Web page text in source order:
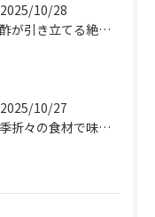
2025/10/28
甘酢が引き立てる絶品寿司のシャリの秘密
2025/10/27
四季折々の食材で味わう絶品握り寿司の魅力